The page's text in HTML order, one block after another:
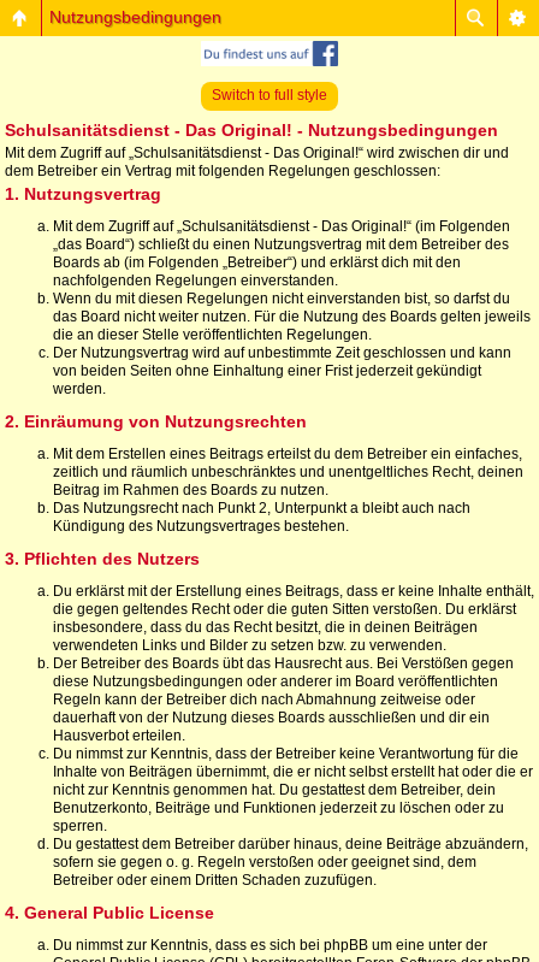
Nutzungsbedingungen
Switch to full style
Schulsanitätsdienst - Das Original! - Nutzungsbedingungen
Mit dem Zugriff auf „Schulsanitätsdienst - Das Original!“ wird zwischen dir und
dem Betreiber ein Vertrag mit folgenden Regelungen geschlossen:
1. Nutzungsvertrag
Mit dem Zugriff auf „Schulsanitätsdienst - Das Original!“ (im Folgenden
„das Board“) schließt du einen Nutzungsvertrag mit dem Betreiber des
Boards ab (im Folgenden „Betreiber“) und erklärst dich mit den
nachfolgenden Regelungen einverstanden.
Wenn du mit diesen Regelungen nicht einverstanden bist, so darfst du
das Board nicht weiter nutzen. Für die Nutzung des Boards gelten jeweils
die an dieser Stelle veröffentlichten Regelungen.
Der Nutzungsvertrag wird auf unbestimmte Zeit geschlossen und kann
von beiden Seiten ohne Einhaltung einer Frist jederzeit gekündigt
werden.
2. Einräumung von Nutzungsrechten
Mit dem Erstellen eines Beitrags erteilst du dem Betreiber ein einfaches,
zeitlich und räumlich unbeschränktes und unentgeltliches Recht, deinen
Beitrag im Rahmen des Boards zu nutzen.
Das Nutzungsrecht nach Punkt 2, Unterpunkt a bleibt auch nach
Kündigung des Nutzungsvertrages bestehen.
3. Pflichten des Nutzers
Du erklärst mit der Erstellung eines Beitrags, dass er keine Inhalte enthält,
die gegen geltendes Recht oder die guten Sitten verstoßen. Du erklärst
insbesondere, dass du das Recht besitzt, die in deinen Beiträgen
verwendeten Links und Bilder zu setzen bzw. zu verwenden.
Der Betreiber des Boards übt das Hausrecht aus. Bei Verstößen gegen
diese Nutzungsbedingungen oder anderer im Board veröffentlichten
Regeln kann der Betreiber dich nach Abmahnung zeitweise oder
dauerhaft von der Nutzung dieses Boards ausschließen und dir ein
Hausverbot erteilen.
Du nimmst zur Kenntnis, dass der Betreiber keine Verantwortung für die
Inhalte von Beiträgen übernimmt, die er nicht selbst erstellt hat oder die er
nicht zur Kenntnis genommen hat. Du gestattest dem Betreiber, dein
Benutzerkonto, Beiträge und Funktionen jederzeit zu löschen oder zu
sperren.
Du gestattest dem Betreiber darüber hinaus, deine Beiträge abzuändern,
sofern sie gegen o. g. Regeln verstoßen oder geeignet sind, dem
Betreiber oder einem Dritten Schaden zuzufügen.
4. General Public License
Du nimmst zur Kenntnis, dass es sich bei phpBB um eine unter der